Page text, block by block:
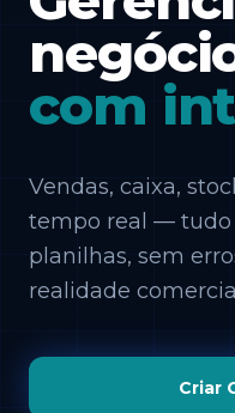
com
Vendas, caixa,
tempo real — tudo
planilhas, sem
realidade
Criar